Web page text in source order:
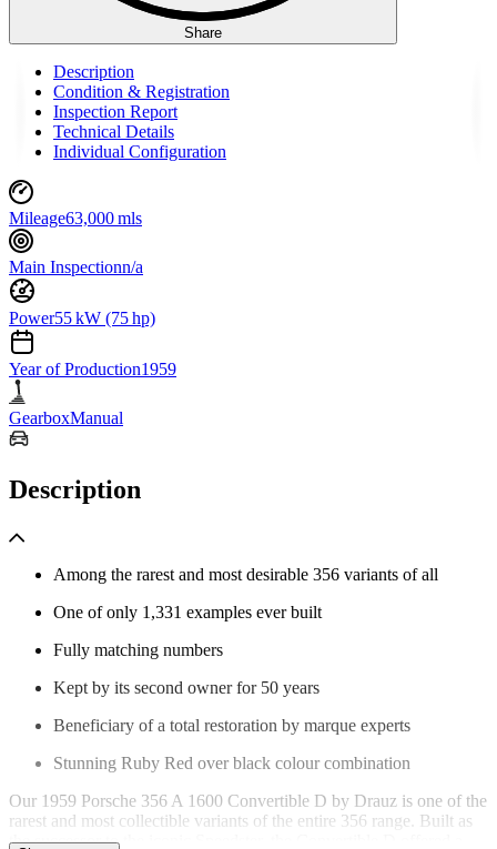
Share
Description
Condition & Registration
Inspection Report
Technical Details
Individual Configuration
Mileage63,000 mls
Main Inspectionn/a
Power55 kW (75 hp)
Year of Production1959
GearboxManual
Description
Among the rarest and most desirable 356 variants of all
One of only 1,331 examples ever built
Fully matching numbers
Kept by its second owner for 50 years
Beneficiary of a total restoration by marque experts
Stunning Ruby Red over black colour combination
Our 1959 Porsche 356 A 1600 Convertible D by Drauz is one of the
rarest and most collectible variants of the entire 356 range. Built as
the successor to the iconic Speedster, the Convertible D offered a